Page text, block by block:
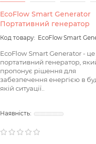
EcoFlow Smart Generator
Портативний генератор
EcoFlow Smart
EcoFlow Smart Generator - це
портативний генератор,
пропонує рішення для
забезпечення енергією в
якій ситуації..
якісне
яку комфортну для вас